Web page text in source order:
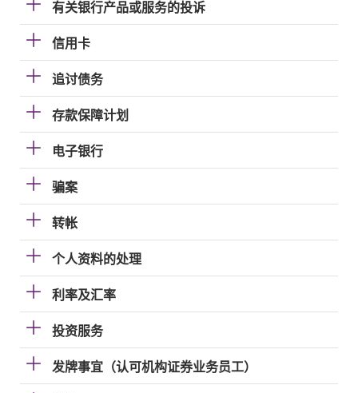
有关银行产品或服务的投诉
信用卡
追讨债务
存款保障计划
电子银行
骗案
转帐
个人资料的处理
利率及汇率
投资服务
发牌事宜（认可机构证券业务员工）